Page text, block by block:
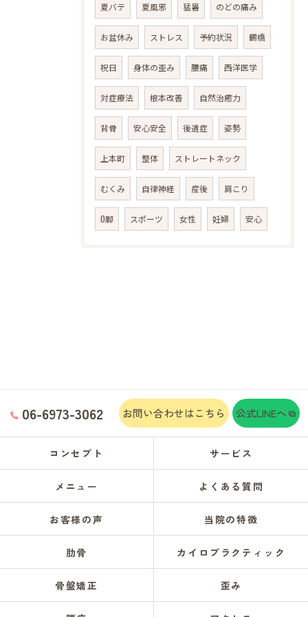
夏バテ 夏風邪 猛暑 のどの痛み
お盆休み ストレス 予約状況 鶴橋
祝日 身体の歪み 腰痛 西洋医学
対症療法 根本改善 自然治癒力
背骨 安心安全 後遺症 姿勢
上本町 整体 ストレートネック
むくみ 自律神経 産後 肩こり
O脚 スポーツ 女性 妊婦 安心
06-6973-3062 お問い合わせはこちら 公式LINEへ
コンセプト サービス
メニュー よくある質問
お客様の声 当院の特徴
肋骨 カイロプラクティック
骨盤矯正 歪み